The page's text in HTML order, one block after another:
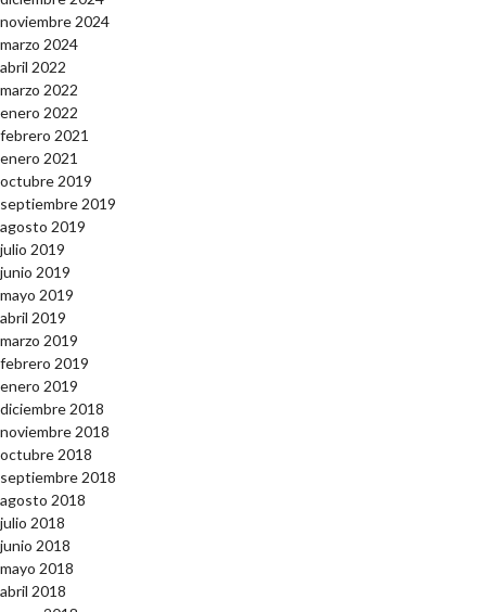
noviembre 2024
marzo 2024
abril 2022
marzo 2022
enero 2022
febrero 2021
enero 2021
octubre 2019
septiembre 2019
agosto 2019
julio 2019
junio 2019
mayo 2019
abril 2019
marzo 2019
febrero 2019
enero 2019
diciembre 2018
noviembre 2018
octubre 2018
septiembre 2018
agosto 2018
julio 2018
junio 2018
mayo 2018
abril 2018